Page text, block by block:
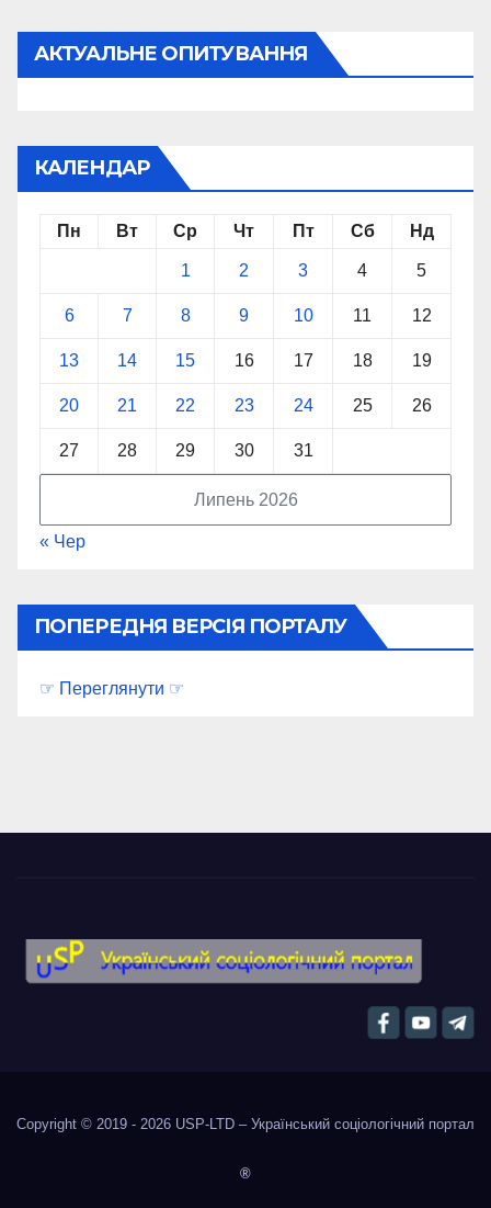
АКТУАЛЬНЕ ОПИТУВАННЯ
КАЛЕНДАР
Липень 2026
Пн Вт Ср Чт Пт Сб Нд
1 2 3 4 5
6 7 8 9 10 11 12
13 14 15 16 17 18 19
20 21 22 23 24 25 26
27 28 29 30 31
« Чер
ПОПЕРЕДНЯ ВЕРСІЯ ПОРТАЛУ
☞ Переглянути ☞
Copyright © 2019 - 2026 USP-LTD – Український соціологічний портал
®